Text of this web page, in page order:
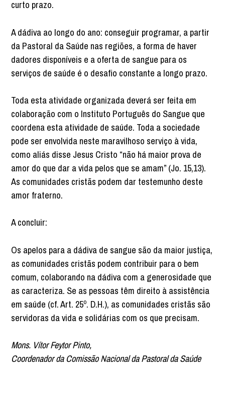
curto prazo.
A dádiva ao longo do ano: conseguir programar, a partir
da Pastoral da Saúde nas regiões, a forma de haver
dadores disponíveis e a oferta de sangue para os
serviços de saúde é o desafio constante a longo prazo.
Toda esta atividade organizada deverá ser feita em
colaboração com o Instituto Português do Sangue que
coordena esta atividade de saúde. Toda a sociedade
pode ser envolvida neste maravilhoso serviço à vida,
como aliás disse Jesus Cristo “não há maior prova de
amor do que dar a vida pelos que se amam” (Jo. 15,13).
As comunidades cristãs podem dar testemunho deste
amor fraterno.
A concluir:
Os apelos para a dádiva de sangue são da maior justiça,
as comunidades cristãs podem contribuir para o bem
comum, colaborando na dádiva com a generosidade que
as caracteriza. Se as pessoas têm direito à assistência
em saúde (cf. Art. 25º. D.H.), as comunidades cristãs são
servidoras da vida e solidárias com os que precisam.
Mons. Vítor Feytor Pinto,
Coordenador da Comissão Nacional da Pastoral da Saúde